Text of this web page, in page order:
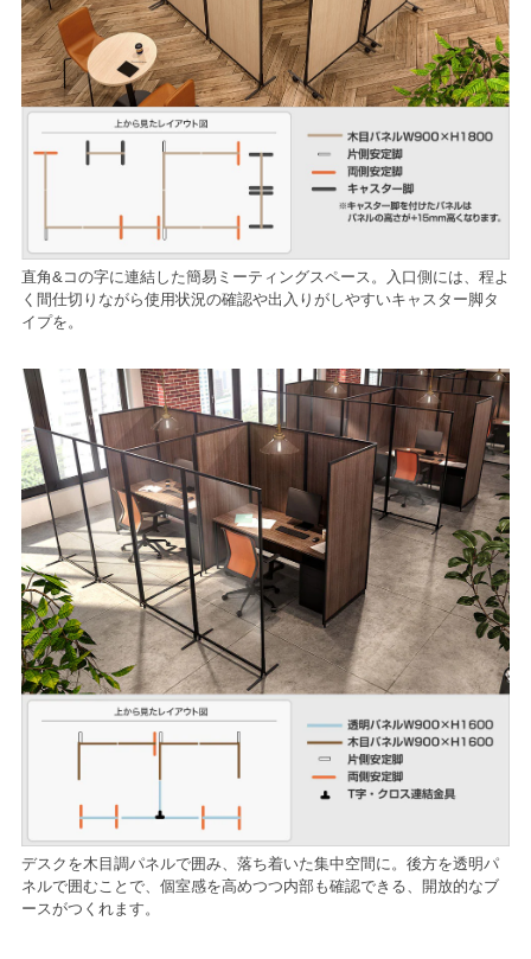
直角&コの字に連結した簡易ミーティングスペース。入口側には、程よ
く間仕切りながら使用状況の確認や出入りがしやすいキャスター脚タ
イプを。
デスクを木目調パネルで囲み、落ち着いた集中空間に。後方を透明パ
ネルで囲むことで、個室感を高めつつ内部も確認できる、開放的なブ
ースがつくれます。